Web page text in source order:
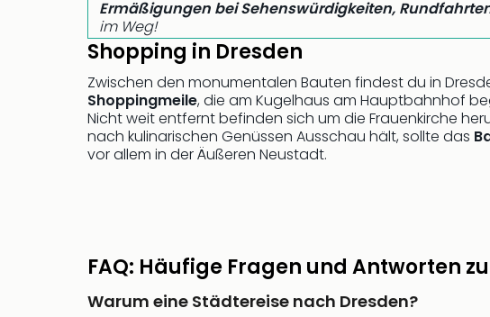
Ermäßigungen bei Sehenswürdigkeiten,
im Weg!
Shopping in Dresden
Zwischen den monumentalen Bauten findest du in
Shoppingmeile, die am Kugelhaus am Hauptbahnhof
Nicht weit entfernt befinden sich um die Frauenkirche
nach kulinarischen Genüssen Ausschau hält, sollte das
vor allem in der Äußeren Neustadt.
FAQ: Häufige Fragen und Antworten
Warum eine Städtereise nach Dresden?